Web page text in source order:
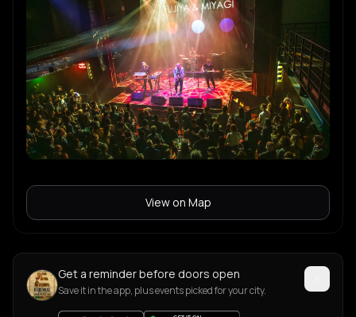
View on Map
Get a reminder before doors open
Save it in the app, plus events picked for your city.